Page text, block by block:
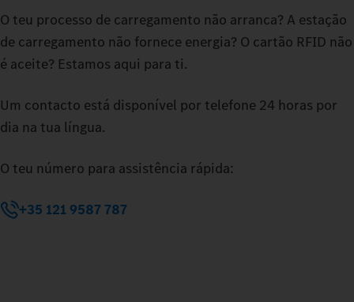
O teu processo de carregamento não arranca? A estação
de carregamento não fornece energia? O cartão RFID não
é aceite? Estamos aqui para ti.
Um contacto está disponível por telefone 24 horas por
dia na tua língua.
O teu número para assistência rápida:
+35 121 9587 787